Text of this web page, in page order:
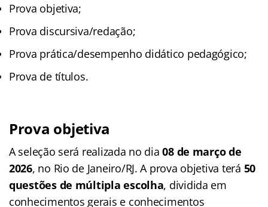
Prova objetiva;
Prova discursiva/redação;
Prova prática/desempenho didático pedagógico;
Prova de títulos.
Prova objetiva
A seleção será realizada no dia08 de março de
2026, no Rio de Janeiro/RJ. A prova objetiva terá 50
questões de múltipla escolha, dividida em
conhecimentos gerais e conhecimentos